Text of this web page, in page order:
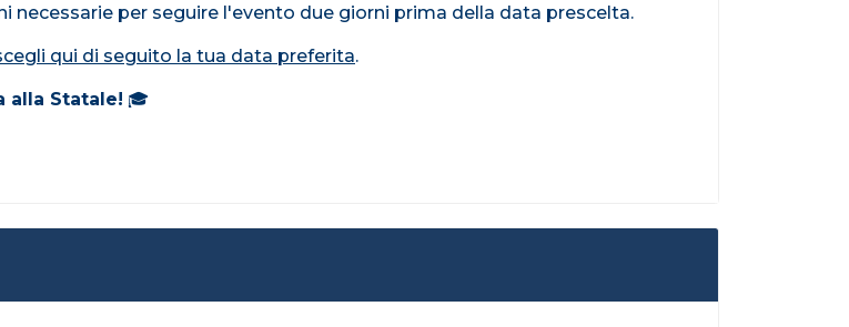
per seguire l'evento due giorni prima della data prescelta.
qui di seguito la tua data preferita.
alla Statale! 🎓